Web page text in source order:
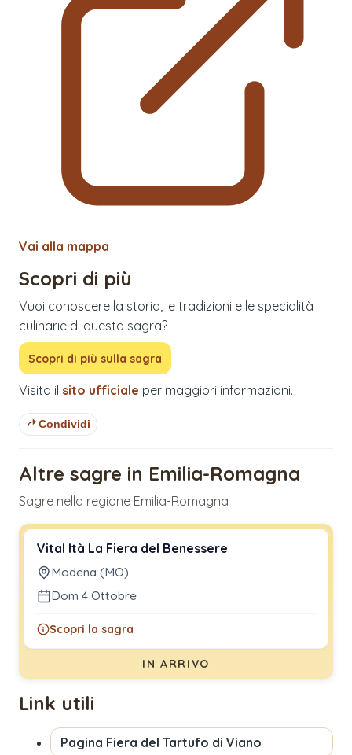
Vai alla mappa
Scopri di più
Vuoi conoscere la storia, le tradizioni e le specialità
culinarie di questa sagra?
Scopri di più sulla sagra
Visita il sito ufficiale per maggiori informazioni.
Condividi
Altre sagre in Emilia-Romagna
Sagre nella regione Emilia-Romagna
Vital Ità La Fiera del Benessere
Modena (MO)
Dom 4 Ottobre
Scopri la sagra
IN ARRIVO
Link utili
Pagina Fiera del Tartufo di Viano